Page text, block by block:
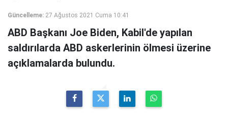
Güncelleme: 27 Ağustos 2021 Cuma 10:41
ABD Başkanı Joe Biden, Kabil'de yapılan
saldırılarda ABD askerlerinin ölmesi üzerine
açıklamalarda bulundu.